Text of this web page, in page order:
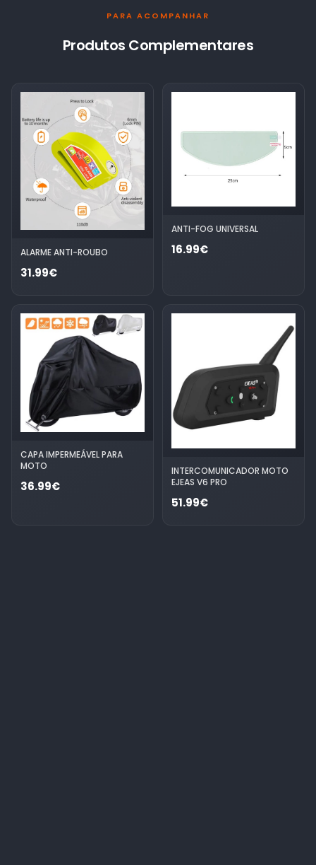
PARA ACOMPANHAR
Produtos Complementares
ALARME ANTI-ROUBO
31.99€
ANTI-FOG UNIVERSAL
16.99€
CAPA IMPERMEÁVEL PARA
MOTO
36.99€
INTERCOMUNICADOR MOTO
EJEAS V6 PRO
51.99€